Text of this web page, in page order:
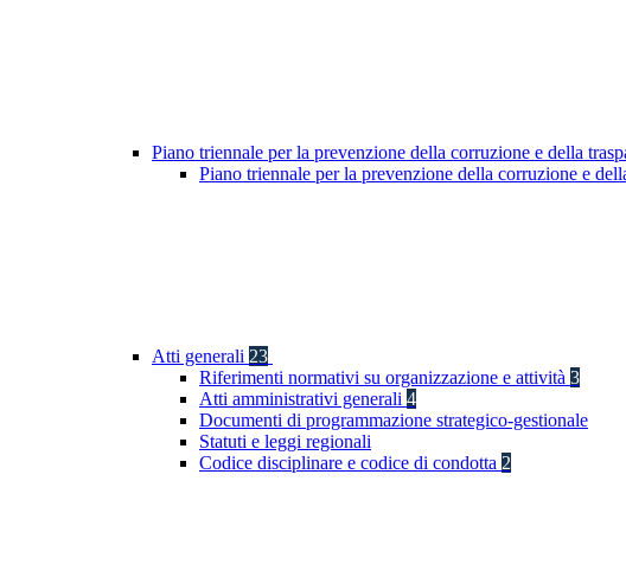
Piano triennale per la prevenzione della corruzione e della
Piano triennale per la prevenzione della corruzione e
Atti generali 23
Riferimenti normativi su organizzazione e attività 3
Atti amministrativi generali 4
Documenti di programmazione strategico-gestionale
Statuti e leggi regionali
Codice disciplinare e codice di condotta 2